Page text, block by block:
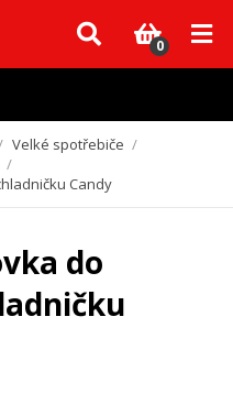
dílů, které nejsou skladem,
pochopení.
0
Velké spotřebiče /
/
Candy
do